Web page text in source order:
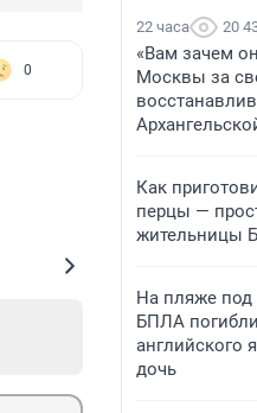
0
22 часа 20
«Вам зачем
Москвы за
Как
перцы —
жительницы
На пляже под
БПЛА
английского
дочь